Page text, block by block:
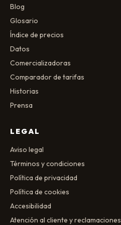
Blog
Glosario
Índice de precios
Datos
Comercializadoras
Comparador de tarifas
Historias
Prensa
LEGAL
Aviso legal
Términos y condiciones
Política de privacidad
Política de cookies
Accesibilidad
Atención al cliente y reclamaciones